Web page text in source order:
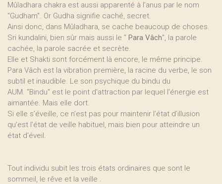
Mûladhara chakra est aussi apparenté à l’anus par le nom
"Gudham". Or Gudha signifie caché, secret.
Ainsi donc, dans Mûladhara, se cache beaucoup de choses.
Sri kundalini, bien sûr mais aussi le " Para Vâch", la parole
cachée, la parole sacrée et secrète.
Elle et Shakti sont forcément là encore, le même principe.
Para Vâch est la vibration première, la racine du verbe, le son
subtil et inaudible. Le son psychique du bindu du
AUM. "Bindu" est le point d’attraction par lequel l’énergie est
aimantée. Mais elle dort.
Si elle s’éveille, ce n’est pas pour maintenir l’état d’illusion
qu’est l’état de veille habituel, mais bien pour atteindre un
état d’éveil.
Tout individu subit les trois états ordinaires que sont le
sommeil, le rêve et la veille .